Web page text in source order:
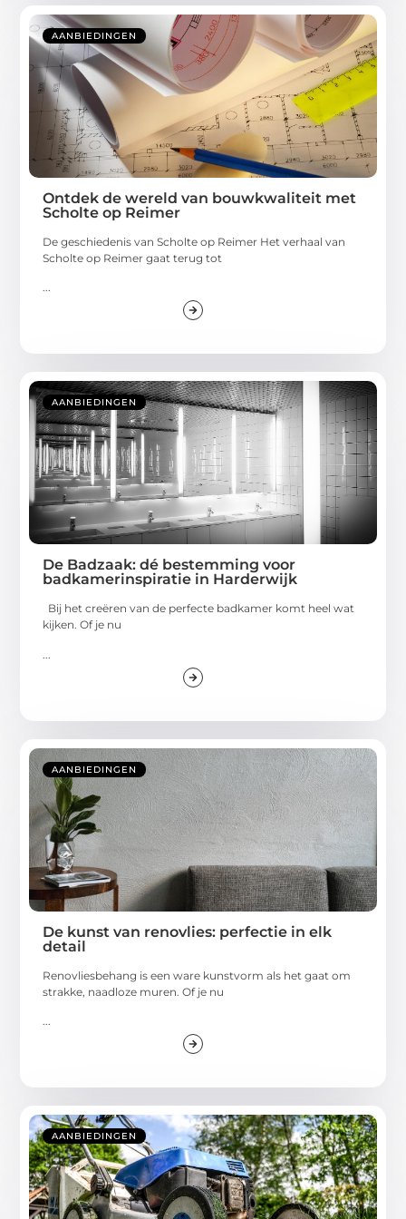
AANBIEDINGEN
Ontdek de wereld van bouwkwaliteit met
Scholte op Reimer
De geschiedenis van Scholte op Reimer Het verhaal van
Scholte op Reimer gaat terug tot
...
AANBIEDINGEN
De Badzaak: dé bestemming voor
badkamerinspiratie in Harderwijk
Bij het creëren van de perfecte badkamer komt heel wat
kijken. Of je nu
AANBIEDINGEN
De kunst van renovlies: perfectie in elk
detail
Renovliesbehang is een ware kunstvorm als het gaat om
strakke, naadloze muren. Of je nu
...
AANBIEDINGEN